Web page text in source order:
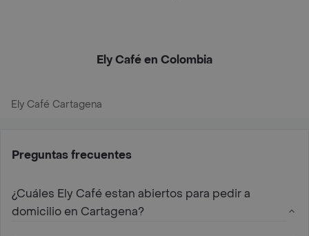
Ely Café en Colombia
Ely Café Cartagena
Preguntas frecuentes
¿Cuáles Ely Café estan abiertos para pedir a
domicilio en Cartagena?